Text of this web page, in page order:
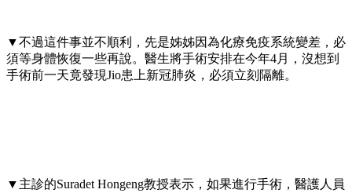
▼不過這件事並不順利，先是姊姊因為化療免疫系統變差，必
須等身體恢復一些再說。醫生將手術安排在今年4月，沒想到
手術前一天竟發現Jio患上新冠肺炎，必須立刻隔離。
▼主診的Suradet Hongeng教授表示，如果進行手術，醫護人員